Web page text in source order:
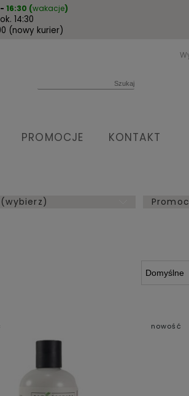
16:30 (wakacje)
ok. 14:30
(nowy kurier)
PROMOCJE KONTAKT
nowość